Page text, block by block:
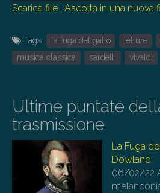
Scarica file Ascolta in una nuova
Tags: la fuga del gatto letture
musica classica
sardelli vivaldi
Ultime puntate
trasmissione
La Fuga
Dowland
06/02/22